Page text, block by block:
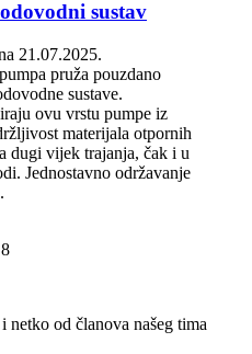
sustav
21.07.2025.
pruža pouzdano
sustave.
ovu vrstu pumpe iz
materijala otpornih
dugi vijek trajanja, čak i u
Jednostavno održavanje
netko od članova našeg tima